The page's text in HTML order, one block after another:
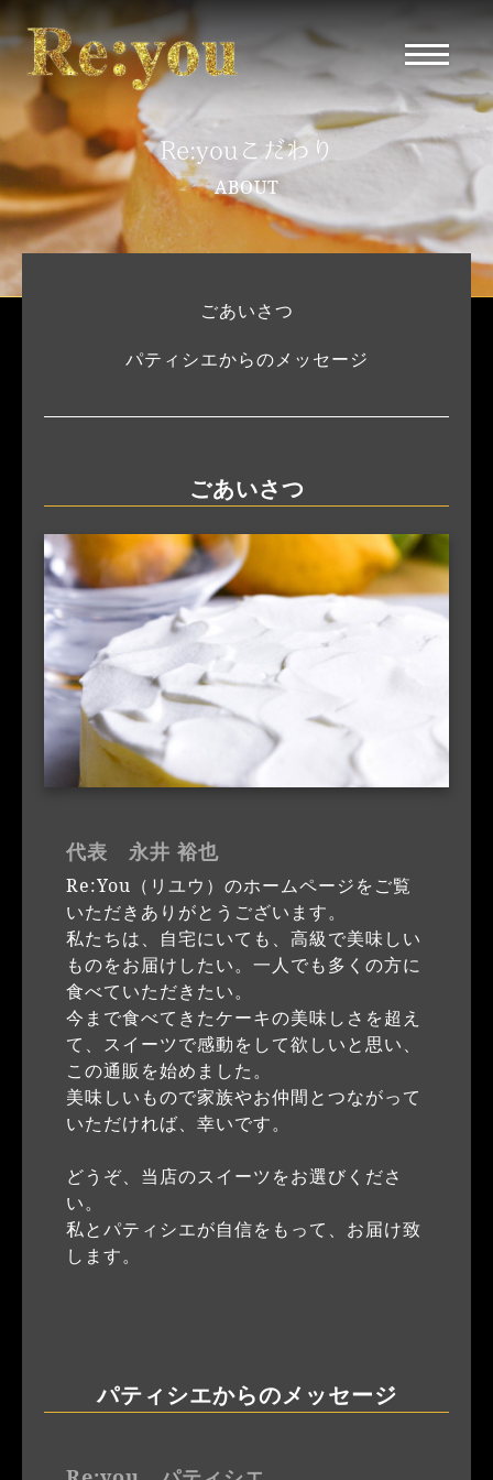
Re:youこだわり
ABOUT
ごあいさつ
パティシエからのメッセージ
ごあいさつ
代表 永井 裕也
Re:You（リユウ）のホームページをご覧
いただきありがとうございます。
私たちは、自宅にいても、高級で美味しい
ものをお届けしたい。一人でも多くの方に
食べていただきたい。
今まで食べてきたケーキの美味しさを超え
て、スイーツで感動をして欲しいと思い、
この通販を始めました。
美味しいもので家族やお仲間とつながって
いただければ、幸いです。
どうぞ、当店のスイーツをお選びくださ
い。
私とパティシエが自信をもって、お届け致
します。
パティシエからのメッセージ